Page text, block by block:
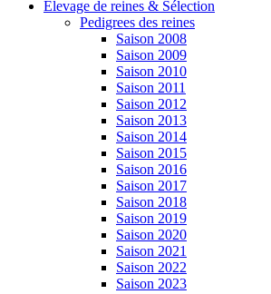
Élevage de reines & Sélection
Pedigrees des reines
Saison 2008
Saison 2009
Saison 2010
Saison 2011
Saison 2012
Saison 2013
Saison 2014
Saison 2015
Saison 2016
Saison 2017
Saison 2018
Saison 2019
Saison 2020
Saison 2021
Saison 2022
Saison 2023